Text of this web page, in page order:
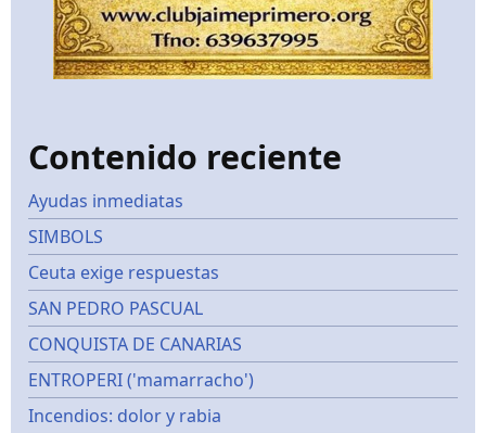
Contenido reciente
Ayudas inmediatas
SIMBOLS
Ceuta exige respuestas
SAN PEDRO PASCUAL
CONQUISTA DE CANARIAS
ENTROPERI ('mamarracho')
Incendios: dolor y rabia